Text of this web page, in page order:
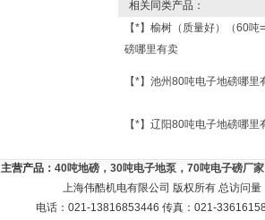
相关同类产品：
【*】榆树（质量好）（60
磅哪里有卖
【*】池州80吨电子地磅哪里
【*】辽阳80吨电子地磅哪里
主营产品： 40吨地磅，30吨电子地泵，70吨电子磅厂
上海伟酷机电有限公司 版权所有 总访问量
电话：021-13816853446 传真：021-